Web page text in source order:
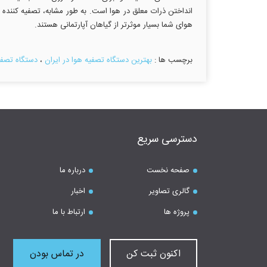
هوای شما بسیار موثرتر از گیاهان آپارتمانی هستند.
برچسب ها : بهترین دستگاه تصفیه هوا در ایران ، دستگاه
دسترسی سریع
صفحه نخست
درباره ما
گالری تصاویر
اخبار
پروژه ها
ارتباط با ما
اکنون ثبت کن در تماس بودن